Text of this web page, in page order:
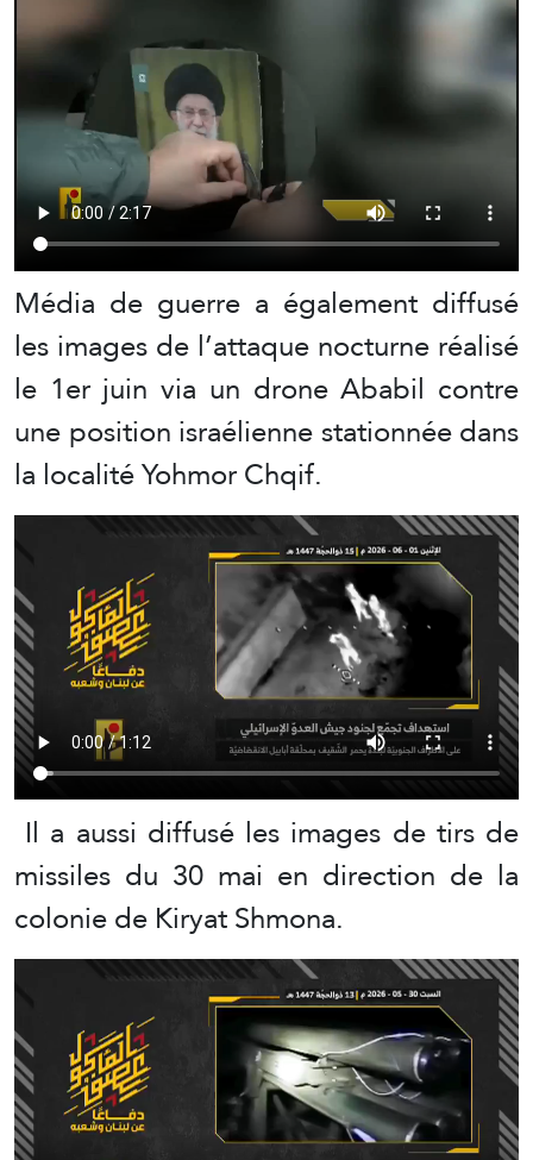
Média de guerre a également diffusé
les images de l’attaque nocturne réalisé
le 1er juin via un drone Ababil contre
une position israélienne stationnée dans
la localité Yohmor Chqif.
Il a aussi diffusé les images de tirs de
missiles du 30 mai en direction de la
colonie de Kiryat Shmona.